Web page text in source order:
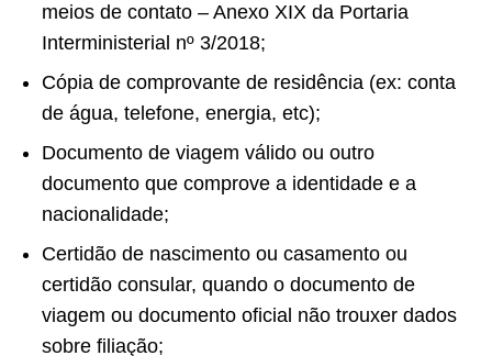
meios de contato – Anexo XIX da Portaria
Interministerial nº 3/2018;
Cópia de comprovante de residência (ex: conta
de água, telefone, energia, etc);
Documento de viagem válido ou outro
documento que comprove a identidade e a
nacionalidade;
Certidão de nascimento ou casamento ou
certidão consular, quando o documento de
viagem ou documento oficial não trouxer dados
sobre filiação;